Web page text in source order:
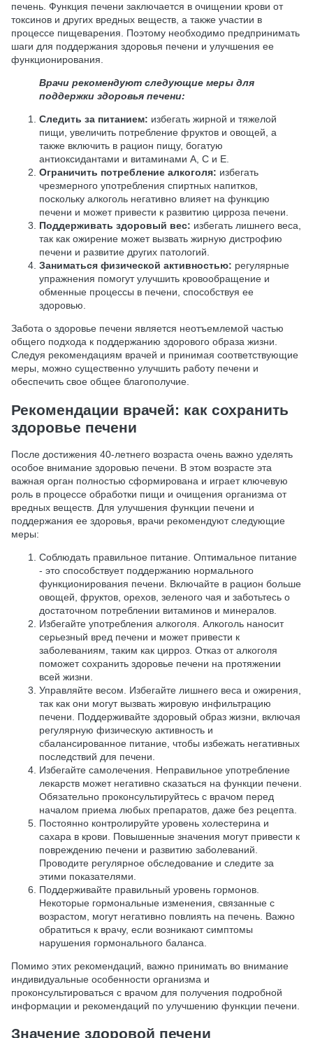
печень. Функция печени заключается в очищении крови от
токсинов и других вредных веществ, а также участии в
процессе пищеварения. Поэтому необходимо предпринимать
шаги для поддержания здоровья печени и улучшения ее
функционирования.
Врачи рекомендуют следующие меры для
поддержки здоровья печени:
Следить за питанием: избегать жирной и тяжелой
пищи, увеличить потребление фруктов и овощей, а
также включить в рацион пищу, богатую
антиоксидантами и витаминами А, С и Е.
Ограничить потребление алкоголя: избегать
чрезмерного употребления спиртных напитков,
поскольку алкоголь негативно влияет на функцию
печени и может привести к развитию цирроза печени.
Поддерживать здоровый вес: избегать лишнего веса,
так как ожирение может вызвать жирную дистрофию
печени и развитие других патологий.
Заниматься физической активностью: регулярные
упражнения помогут улучшить кровообращение и
обменные процессы в печени, способствуя ее
здоровью.
Забота о здоровье печени является неотъемлемой частью
общего подхода к поддержанию здорового образа жизни.
Следуя рекомендациям врачей и принимая соответствующие
меры, можно существенно улучшить работу печени и
обеспечить свое общее благополучие.
Рекомендации врачей: как сохранить
здоровье печени
После достижения 40-летнего возраста очень важно уделять
особое внимание здоровью печени. В этом возрасте эта
важная орган полностью сформирована и играет ключевую
роль в процессе обработки пищи и очищения организма от
вредных веществ. Для улучшения функции печени и
поддержания ее здоровья, врачи рекомендуют следующие
меры:
Соблюдать правильное питание. Оптимальное питание
- это способствует поддержанию нормального
функционирования печени. Включайте в рацион больше
овощей, фруктов, орехов, зеленого чая и заботьтесь о
достаточном потреблении витаминов и минералов.
Избегайте употребления алкоголя. Алкоголь наносит
серьезный вред печени и может привести к
заболеваниям, таким как цирроз. Отказ от алкоголя
поможет сохранить здоровье печени на протяжении
всей жизни.
Управляйте весом. Избегайте лишнего веса и ожирения,
так как они могут вызвать жировую инфильтрацию
печени. Поддерживайте здоровый образ жизни, включая
регулярную физическую активность и
сбалансированное питание, чтобы избежать негативных
последствий для печени.
Избегайте самолечения. Неправильное употребление
лекарств может негативно сказаться на функции печени.
Обязательно проконсультируйтесь с врачом перед
началом приема любых препаратов, даже без рецепта.
Постоянно контролируйте уровень холестерина и
сахара в крови. Повышенные значения могут привести к
повреждению печени и развитию заболеваний.
Проводите регулярное обследование и следите за
этими показателями.
Поддерживайте правильный уровень гормонов.
Некоторые гормональные изменения, связанные с
возрастом, могут негативно повлиять на печень. Важно
обратиться к врачу, если возникают симптомы
нарушения гормонального баланса.
Помимо этих рекомендаций, важно принимать во внимание
индивидуальные особенности организма и
проконсультироваться с врачом для получения подробной
информации и рекомендаций по улучшению функции печени.
Значение здоровой печени